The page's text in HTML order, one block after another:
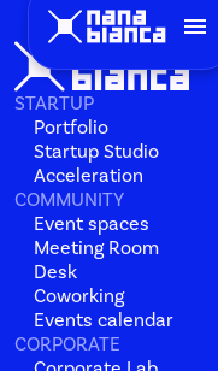
menu
STARTUP
Portfolio
Startup Studio
Acceleration
COMMUNITY
Event spaces
Meeting Room
Desk
Coworking
Events calendar
CORPORATE